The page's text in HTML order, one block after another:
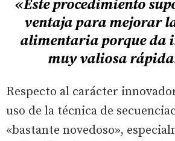
«Este procedimiento
ventaja para mejorar
alimentaria porque da
muy valiosa
Respecto al carácter
uso de la técnica de
«bastante novedoso»,